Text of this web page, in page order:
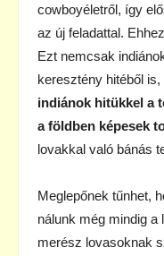
cowboyéletről, így
az új feladattal.
Ezt nemcsak
keresztény hitéből is,
indiánok hitükkel a
a földben képesek
lovakkal való bánás
Meglepőnek tűnhet,
nálunk még mindig
merész lovasoknak